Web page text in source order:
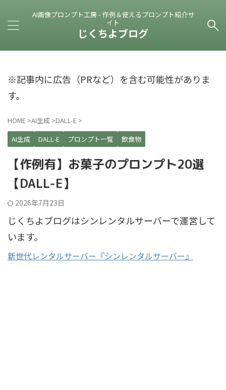
AI画像プロンプト工房 - 作例＆使えるプロンプト紹介サ
イト
じくちよブログ
※記事内に広告（PRなど）を含む可能性がありま
す。
HOME >AI生成 >DALL-E >
AI生成
DALL-E プロンプト一覧 飲食物
【作例有】お菓子のプロンプト20選
【DALL-E】
2026年7月23日
じくちよブログはシンレンタルサーバーで運営して
います。
新世代レンタルサーバー『シンレンタルサーバー』